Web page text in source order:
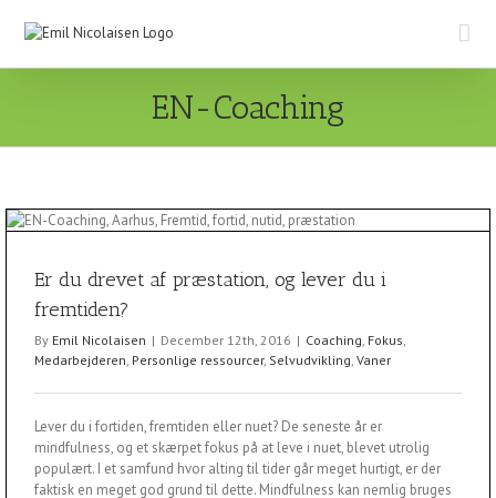
EN-Coaching
Er du drevet af præstation, og lever du i
fremtiden?
By Emil Nicolaisen | December 12th, 2016 | Coaching, Fokus,
Medarbejderen, Personlige ressourcer, Selvudvikling, Vaner
Lever du i fortiden, fremtiden eller nuet? De seneste år er
mindfulness, og et skærpet fokus på at leve i nuet, blevet utrolig
populært. I et samfund hvor alting til tider går meget hurtigt, er der
faktisk en meget god grund til dette. Mindfulness kan nemlig bruges